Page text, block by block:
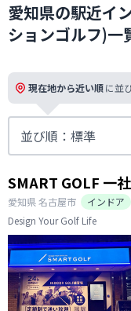
愛知県の駅近イ
ションゴルフ)一
現在地から近い順に並
SMART GOLF 一
愛知県名古屋市
インドア
Design Your Golf Life